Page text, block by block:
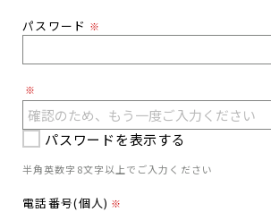
パスワード ※
※
パスワードを表示する
半角英数字8文字以上でご入力ください
電話番号(個人) ※